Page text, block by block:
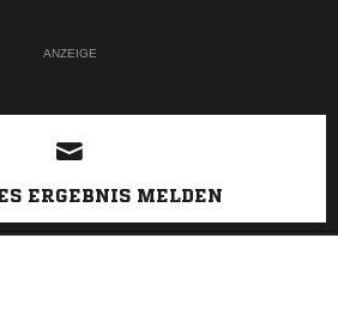
ANZEIGE
ERGEBNIS MELDEN